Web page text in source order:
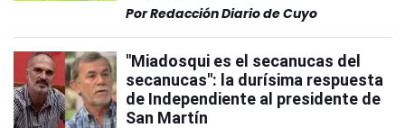
PorRedacción Diario de Cuyo
"Miadosqui es el secanucas del
secanucas": la durísima respuesta
de Independiente al presidente de
San Martín